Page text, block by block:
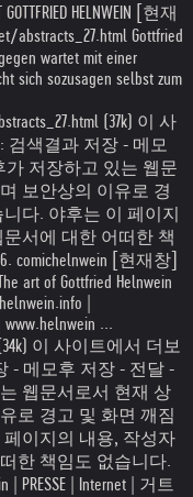
HELNWEIN [현재
Gottfried
wartet mit einer
sich sozusagen selbst zum
(37k) 이 사
검색결과 저장 - 메모
가 저장하고 있는 웹문
보안상의 이유로 경
다. 야후는 이 페이지
서에 대한 어떠한 책
comichelnwein [현재창]
art of Gottfried Helnwein
|
www.helnwein ...
(34k) 이 사이트에서 더보
- 메모후 저장 - 전달 -
웹문서로서 현재 상
로 경고 및 화면 깨짐
이지의 내용, 작성자
한 책임도 없습니다.
| PRESSE | Internet | 거트